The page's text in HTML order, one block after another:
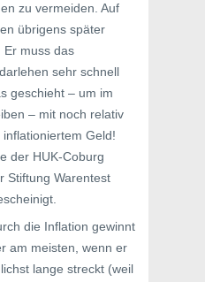
zu vermeiden. Auf
übrigens später
Er muss das
sehr schnell
geschieht – um im
– mit noch relativ
Geld!
der HUK-Coburg
Stiftung Warentest
die Inflation gewinnt
am meisten, wenn er
lange streckt (weil